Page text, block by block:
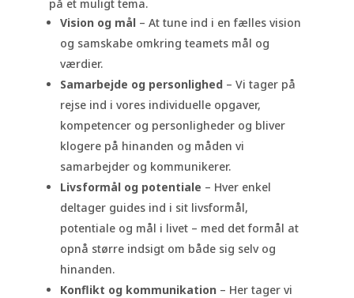
på et muligt tema.
Vision og mål – At tune ind i en fælles vision
og samskabe omkring teamets mål og
værdier.
Samarbejde og personlighed– Vi tager på
rejse ind i vores individuelle opgaver,
kompetencer og personligheder og bliver
klogere på hinanden og måden vi
samarbejder og kommunikerer.
Livsformål og potentiale – Hver enkel
deltager guides ind i sit livsformål,
potentiale og mål i livet – med det formål at
opnå større indsigt om både sig selv og
hinanden.
Konflikt og kommunikation– Her tager vi